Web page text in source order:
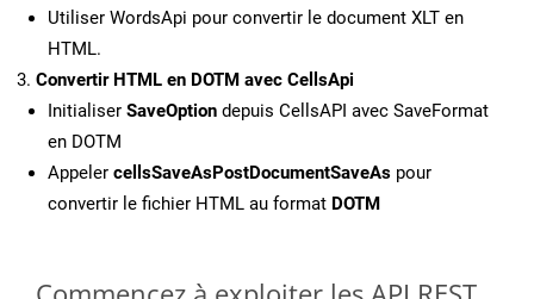
Utiliser WordsApi pour convertir le document XLT en
HTML.
Convertir HTML en DOTM avec CellsApi
Initialiser SaveOption depuis CellsAPI avec SaveFormat
en DOTM
Appeler cellsSaveAsPostDocumentSaveAs pour
convertir le fichier HTML au format DOTM